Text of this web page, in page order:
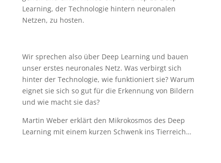
Learning, der Technologie hintern neuronalen
Netzen, zu hosten.
Wir sprechen also über Deep Learning und bauen
unser erstes neuronales Netz. Was verbirgt sich
hinter der Technologie, wie funktioniert sie? Warum
eignet sie sich so gut für die Erkennung von Bildern
und wie macht sie das?
Martin Weber erklärt den Mikrokosmos des Deep
Learning mit einem kurzen Schwenk ins Tierreich…